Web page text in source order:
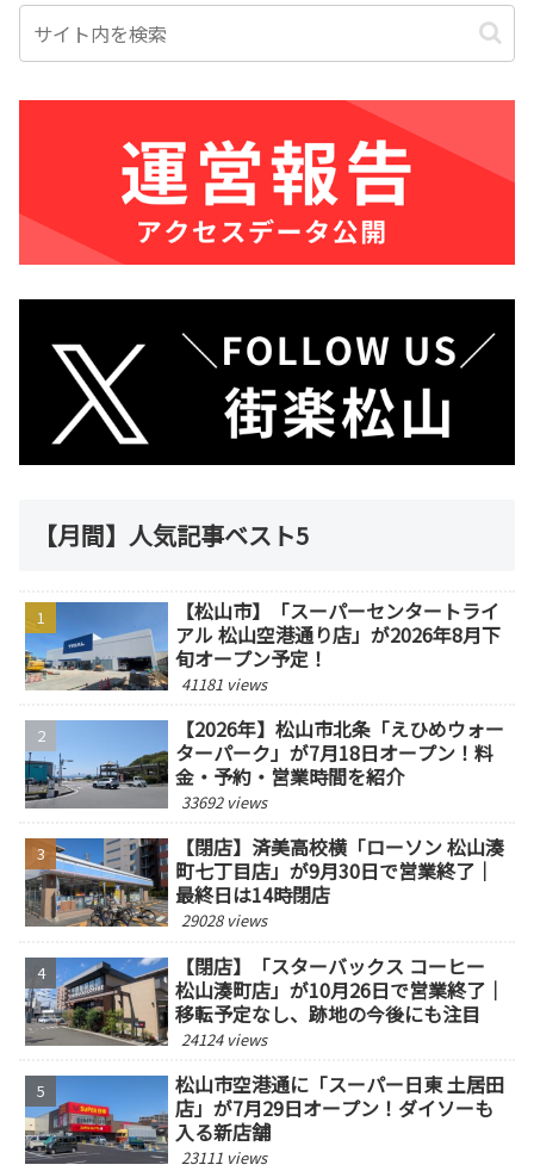
【月間】人気記事ベスト5
【松山市】「スーパーセンタートライ
アル 松山空港通り店」が2026年8月下
旬オープン予定！
41181 views
【2026年】松山市北条「えひめウォー
ターパーク」が7月18日オープン！料
金・予約・営業時間を紹介
33692 views
【閉店】済美高校横「ローソン 松山湊
町七丁目店」が9月30日で営業終了｜
最終日は14時閉店
29028 views
【閉店】「スターバックス コーヒー
松山湊町店」が10月26日で営業終了｜
移転予定なし、跡地の今後にも注目
24124 views
松山市空港通に「スーパー日東 土居田
店」が7月29日オープン！ダイソーも
入る新店舗
23111 views